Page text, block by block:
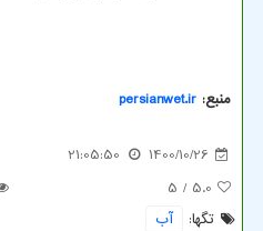
منبع: persianwet.ir
1400/10/26
21:05:50
5.0
/ 5
تگها:
آب